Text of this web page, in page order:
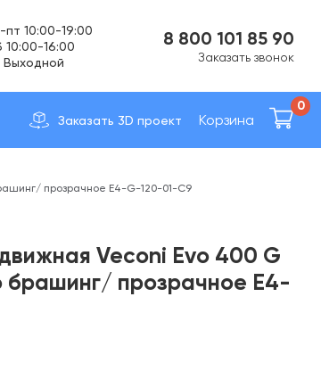
пт 10:00-19:00
10:00-16:00
Выходной
8 800 101 85 90
Заказать звонок
Заказать 3D проект Корзина
0
прозрачное E4-G-120-01-C9
Veconi Evo 400 G
брашинг/ прозрачное E4-